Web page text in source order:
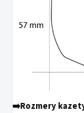
➡️Rozmery